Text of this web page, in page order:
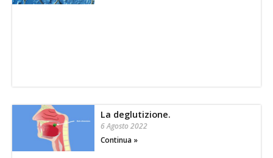
La deglutizione.
6 Agosto 2022
Continua »